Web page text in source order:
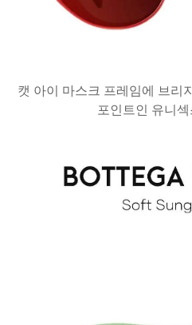
캣 아이 마스크 프레임에 브리
포인트인 유니